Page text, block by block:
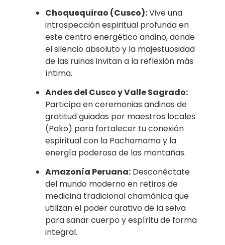
Choquequirao (Cusco):Vive una
introspección espiritual profunda en
este centro energético andino, donde
el silencio absoluto y la majestuosidad
de las ruinas invitan a la reflexión más
íntima.
Andes del Cusco y Valle Sagrado:
Participa en ceremonias andinas de
gratitud guiadas por maestros locales
(Pako) para fortalecer tu conexión
espiritual con la Pachamama y la
energía poderosa de las montañas.
Amazonía Peruana: Desconéctate
del mundo moderno en retiros de
medicina tradicional chamánica que
utilizan el poder curativo de la selva
para sanar cuerpo y espíritu de forma
integral.